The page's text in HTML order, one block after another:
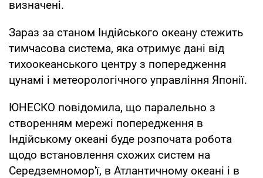
визначені.
Зараз за станом Індійського океану стежить
тимчасова система, яка отримує дані від
тихоокеанського центру з попередження
цунамі і метеорологічного управління Японії.
ЮНЕСКО повідомила, що паралельно з
створенням мережі попередження в
Індійському океані буде розпочата робота
щодо встановлення схожих систем на
Середземномор'ї, в Атлантичному океані і в